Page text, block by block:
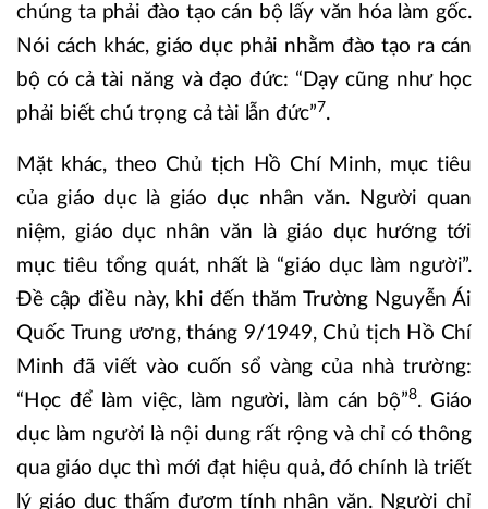
chúng ta phải đào tạo cán bộ lấy văn hóa làm gốc.
Nói cách khác, giáo dục phải nhằm đào tạo ra cán
bộ có cả tài năng và đạo đức: “Dạy cũng như học
phải biết chú trọng cả tài lẫn đức”7.
Mặt khác, theo Chủ tịch Hồ Chí Minh, mục tiêu
của giáo dục là giáo dục nhân văn. Người quan
niệm, giáo dục nhân văn là giáo dục hướng tới
mục tiêu tổng quát, nhất là “giáo dục làm người”.
Đề cập điều này, khi đến thăm Trường Nguyễn Ái
Quốc Trung ương, tháng 9/1949, Chủ tịch Hồ Chí
Minh đã viết vào cuốn sổ vàng của nhà trường:
“Học để làm việc, làm người, làm cán bộ”8. Giáo
dục làm người là nội dung rất rộng và chỉ có thông
qua giáo dục thì mới đạt hiệu quả, đó chính là triết
lý giáo dục thấm đượm tính nhân văn. Người chỉ